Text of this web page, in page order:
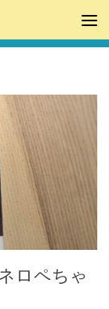
ロペちゃ